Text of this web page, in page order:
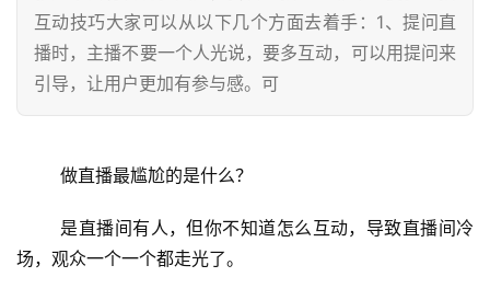
互动技巧大家可以从以下几个方面去着手：1、提问直
播时，主播不要一个人光说，要多互动，可以用提问来
引导，让用户更加有参与感。可
	做直播最尴尬的是什么？
场，观众一个一个都走光了。